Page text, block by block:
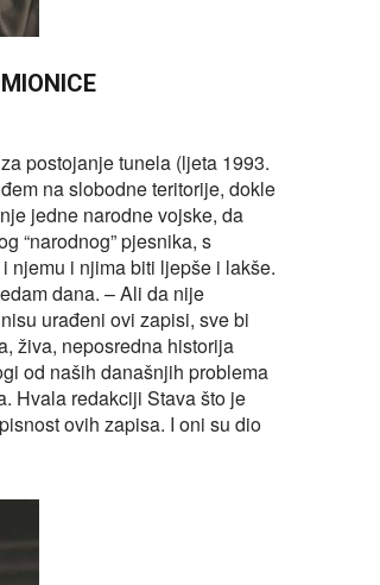
postojanje tunela (ljeta 1993.
na slobodne teritorije, dokle
jedne narodne vojske, da
“narodnog” pjesnika, s
njemu i njima biti ljepše i lakše.
dana. – Ali da nije
urađeni ovi zapisi, sve bi
živa, neposredna historija
od naših današnjih problema
Hvala redakciji Stava što je
ovih zapisa. I oni su dio